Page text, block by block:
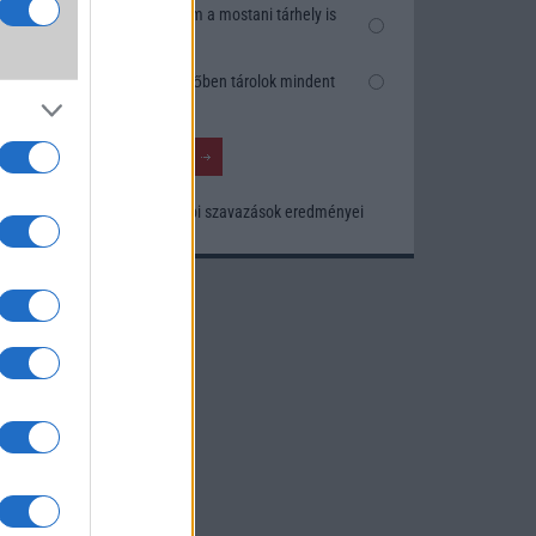
Nem, nekem a mostani tárhely is
Inkább felhőben tárolok mindent
Korábbi szavazások eredményei